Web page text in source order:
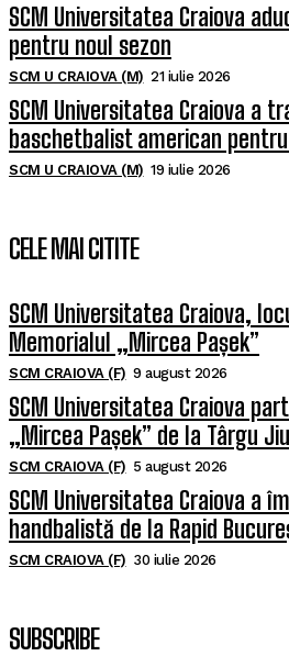
SCM Universitatea Craiova
pentru noul sezon
SCM U CRAIOVA (M) 21 iulie 2026
SCM Universitatea Craiova a
baschetbalist american
SCM U CRAIOVA (M) 19 iulie 2026
CELE MAI CITITE
SCM Universitatea Craiova,
Memorialul „Mircea Pașek”
SCM CRAIOVA (F) 9 august 2026
SCM Universitatea Craiova
„Mircea Pașek” de la Târgu Jiu
SCM CRAIOVA (F) 5 august 2026
SCM Universitatea Craiova a
handbalistă de la Rapid
SCM CRAIOVA (F) 30 iulie 2026
SUBSCRIBE